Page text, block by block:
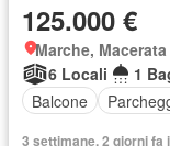
125.000 €
Marche, Macerata
6 Locali
1
Balcone
3 settimane, 2 giorni fa